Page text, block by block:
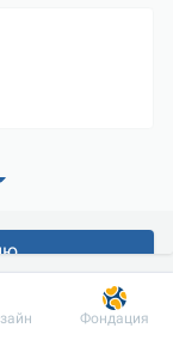
Фондация